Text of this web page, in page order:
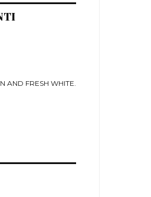
AND FRESH WHITE.